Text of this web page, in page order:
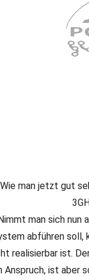
Wie man jetzt gut
man sich nun
abführen soll,
realisierbar ist.
Anspruch, ist aber